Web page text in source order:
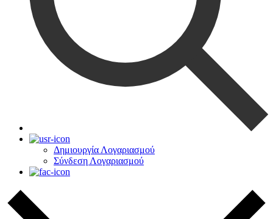
Δημιουργία Λογαριασμού
Σύνδεση Λογαριασμού